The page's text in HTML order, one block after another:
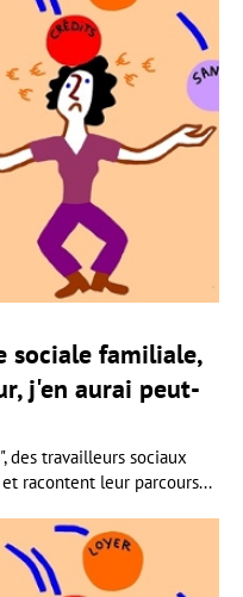
sociale familiale,
j'en aurai peut-
des travailleurs sociaux
racontent leur parcours...